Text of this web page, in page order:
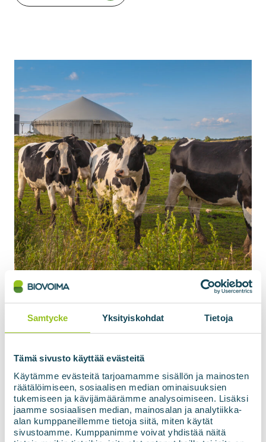
Samtycke Yksityiskohdat Tietoja
Tämä sivusto käyttää evästeitä
Käytämme evästeitä tarjoamamme sisällön ja mainosten
räätälöimiseen, sosiaalisen median ominaisuuksien
tukemiseen ja kävijämäärämme analysoimiseen. Lisäksi
jaamme sosiaalisen median, mainosalan ja analytiikka-
alan kumppaneillemme tietoja siitä, miten käytät
sivustoamme. Kumppanimme voivat yhdistää näitä
Behovet av förbehandling av
jordbruksmassor bestäms av
För att den mikrobiella processen i en
biogasanläggning ska fungera optimalt måste
fodret uppfylla vissa kriterier:
För växtbaserade foder, t.ex. gräs eller
förstörda rotfrukter, räcker det vanligtvis